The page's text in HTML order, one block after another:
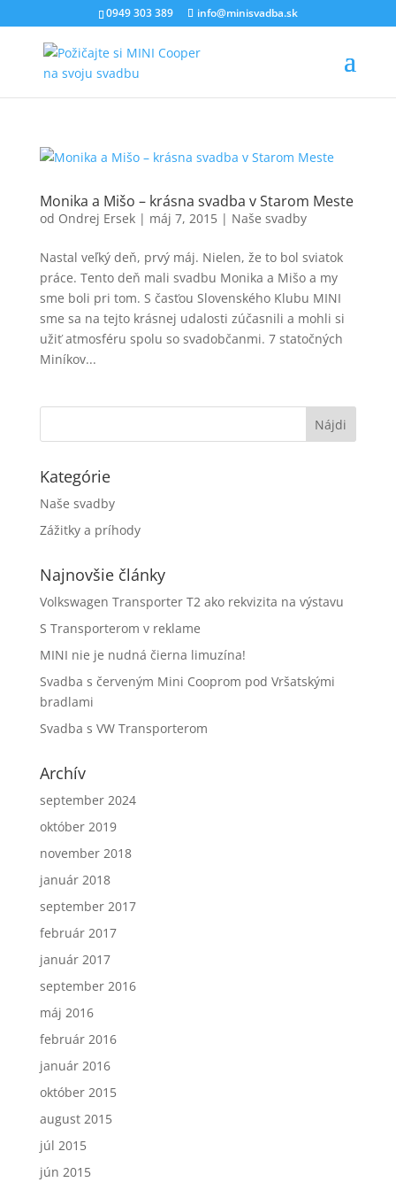
0949 303 389 info@minisvadba.sk
Monika a Mišo – krásna svadba v Starom Meste
od Ondrej Ersek| máj 7, 2015| Naše svadby
Nastal veľký deň, prvý máj. Nielen, že to bol sviatok
práce. Tento deň mali svadbu Monika a Mišo a my
sme boli pri tom. S časťou Slovenského Klubu MINI
sme sa na tejto krásnej udalosti zúčasnili a mohli si
užiť atmosféru spolu so svadobčanmi. 7 statočných
Miníkov...
Kategórie
Naše svadby
Zážitky a príhody
Najnovšie články
Volkswagen Transporter T2 ako rekvizita na výstavu
S Transporterom v reklame
MINI nie je nudná čierna limuzína!
Svadba s červeným Mini Cooprom pod Vršatskými
bradlami
Svadba s VW Transporterom
Archív
september 2024
október 2019
november 2018
január 2018
september 2017
február 2017
január 2017
september 2016
máj 2016
február 2016
január 2016
október 2015
august 2015
júl 2015
jún 2015